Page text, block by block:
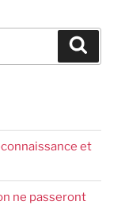
et
ne passeront